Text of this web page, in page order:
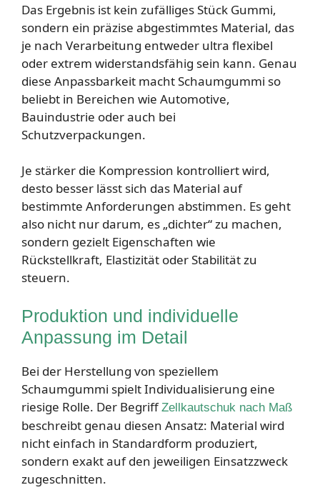
Das Ergebnis ist kein zufälliges Stück Gummi,
sondern ein präzise abgestimmtes Material, das
je nach Verarbeitung entweder ultra flexibel
oder extrem widerstandsfähig sein kann. Genau
diese Anpassbarkeit macht Schaumgummi so
beliebt in Bereichen wie Automotive,
Bauindustrie oder auch bei
Schutzverpackungen.
Je stärker die Kompression kontrolliert wird,
desto besser lässt sich das Material auf
bestimmte Anforderungen abstimmen. Es geht
also nicht nur darum, es „dichter“ zu machen,
sondern gezielt Eigenschaften wie
Rückstellkraft, Elastizität oder Stabilität zu
steuern.
Produktion und individuelle
Anpassung im Detail
Bei der Herstellung von speziellem
Schaumgummi spielt Individualisierung eine
riesige Rolle. Der BegriffZellkautschuk nach Maß
beschreibt genau diesen Ansatz: Material wird
nicht einfach in Standardform produziert,
sondern exakt auf den jeweiligen Einsatzzweck
zugeschnitten.